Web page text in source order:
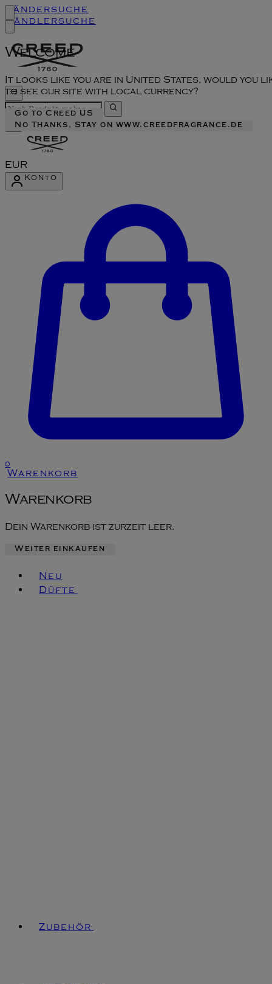
Welcome
It looks like you are in United States, would you
to see our site with local currency?
Go to Creed US
No Thanks, Stay on www.creedfragrance.de
Ländersuche
Händlersuche
EUR
Konto
0
Warenkorb
Warenkorb
Dein Warenkorb ist zurzeit leer.
Weiter einkaufen
Neu
Düfte
Zubehör